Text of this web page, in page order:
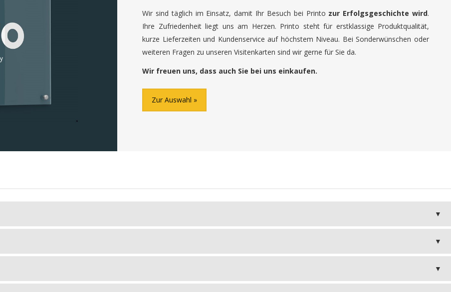
Wir sind täglich im Einsatz, damit Ihr Besuch bei Printo zur Erfolgsgeschichte wird.
Ihre Zufriedenheit liegt uns am Herzen. Printo steht für erstklassige Produktqualität,
kurze Lieferzeiten und Kundenservice auf höchstem Niveau. Bei Sonderwünschen oder
weiteren Fragen zu unseren Visitenkarten sind wir gerne für Sie da.
Wir freuen uns, dass auch Sie bei uns einkaufen.
Zur Auswahl